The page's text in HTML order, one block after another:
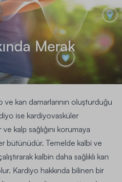
Merak
kan damarlarının oluşturduğu
ise kardiyovasküler
ve kalp sağlığını korumaya
bütünüdür. Temelde kalbi ve
kalbin daha sağlıklı kan
Kardiyo hakkında bilinen bir